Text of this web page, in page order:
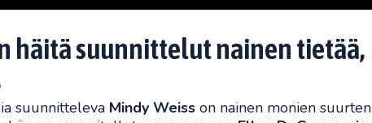
häitä suunnittelut nainen tietää,
suunnitteleva Mindy Weiss on nainen monien suurten